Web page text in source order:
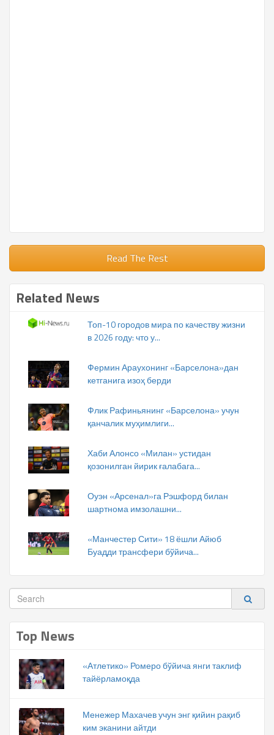
Read The Rest
Related News
Топ-10 городов мира по качеству жизни
в 2026 году: что у...
Фермин Араухонинг «Барселона»дан
кетганига изоҳ берди
Флик Рафиньянинг «Барселона» учун
қанчалик муҳимлиги...
Хаби Алонсо «Милан» устидан
қозонилган йирик ғалабага...
Оуэн «Арсенал»га Рэшфорд билан
шартнома имзолашни...
«Манчестер Сити» 18 ёшли Айюб
Буадди трансфери бўйича...
Top News
«Атлетико» Ромеро бўйича янги таклиф
тайёрламоқда
Менежер Махачев учун энг қийин рақиб
ким эканини айтди